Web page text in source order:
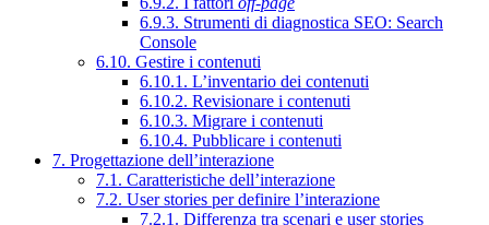
6.9.3. Strumenti di diagnostica SEO: Search
Console
6.10. Gestire i contenuti
6.10.1. L’inventario dei contenuti
6.10.2. Revisionare i contenuti
6.10.3. Migrare i contenuti
6.10.4. Pubblicare i contenuti
7. Progettazione dell’interazione
7.1. Caratteristiche dell’interazione
7.2. User stories per definire l’interazione
7.2.1. Differenza tra scenari e user stories